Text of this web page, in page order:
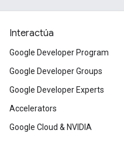
Interactúa
Google Developer Program
Google Developer Groups
Google Developer Experts
Accelerators
Google Cloud & NVIDIA